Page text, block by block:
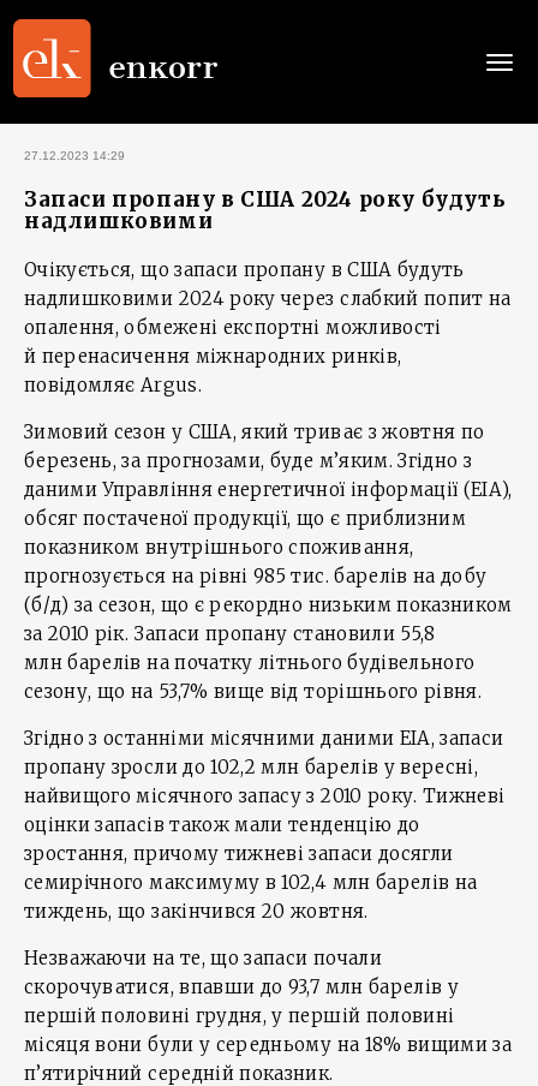
27.12.2023 14:29
Запаси пропану в США 2024 року будуть
надлишковими
Очікується, що запаси пропану в США будуть
надлишковими 2024 року через слабкий попит на
опалення, обмежені експортні можливості
й перенасичення міжнародних ринків,
повідомляє Argus.
Зимовий сезон у США, який триває з жовтня по
березень, за прогнозами, буде м’яким. Згідно з
даними Управління енергетичної інформації (EIA),
обсяг постаченої продукції, що є приблизним
показником внутрішнього споживання,
прогнозується на рівні 985 тис. барелів на добу
(б/д) за сезон, що є рекордно низьким показником
за 2010 рік. Запаси пропану становили 55,8
млн барелів на початку літнього будівельного
сезону, що на 53,7% вище від торішнього рівня.
Згідно з останніми місячними даними EIA, запаси
пропану зросли до 102,2 млн барелів у вересні,
найвищого місячного запасу з 2010 року. Тижневі
оцінки запасів також мали тенденцію до
зростання, причому тижневі запаси досягли
семирічного максимуму в 102,4 млн барелів на
тиждень, що закінчився 20 жовтня.
Незважаючи на те, що запаси почали
скорочуватися, впавши до 93,7 млн барелів у
першій половині грудня, у першій половині
місяця вони були у середньому на 18% вищими за
п’ятирічний середній показник.